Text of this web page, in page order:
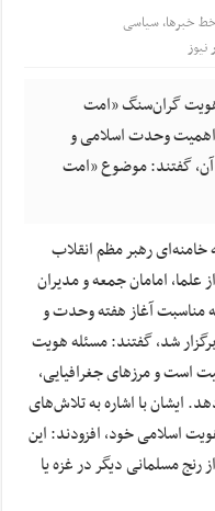
خبرها,سیاسی
گران‌سنگ «امت
اهمیت وحدت اسلامی و
گفتند: موضوع «امت
رهبر مظم انقلاب
امامان جمعه و مدیران
مناسبت آغاز هفته وحدت و
شد، گفتند: مسئله هویت
است و مرزهای جغرافیایی،
ایشان با اشاره به تلاش‌های
اسلامی خود، افزودند: این
مسلمانی دیگر در غزه یا